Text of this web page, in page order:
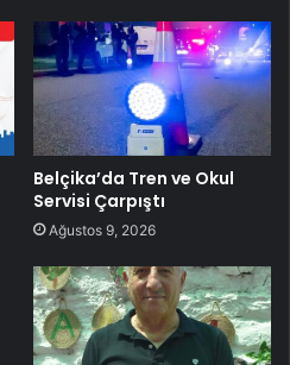
Belçika’da Tren ve Okul
Servisi Çarpıştı
Ağustos 9, 2026